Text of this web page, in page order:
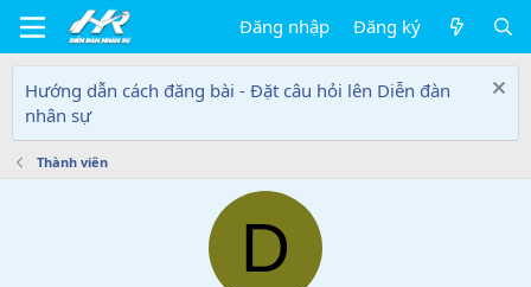
Đăng nhập Đăng ký
Hướng dẫn cách đăng bài - Đặt câu hỏi lên Diễn đàn
nhân sự
Thành viên
D